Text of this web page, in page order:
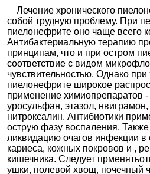
Лечение хронического
собой трудную проблему. При
пиелонефрите оно чаще всего
Антибактериальную терапию
принципам, что и при остром
соответствие с видом
чувствительностью. Однако
пиелонефрите широкое
применение химиопрепаратов
уросульфан, этазол,
нитроксалин. Антибиотики
острую фазу воспаления. Также
ликвидацию очагов инфекции в
кариеса, кожных покровов и ,
кишечника. Следует
ушки, полевой хвощ, почечный